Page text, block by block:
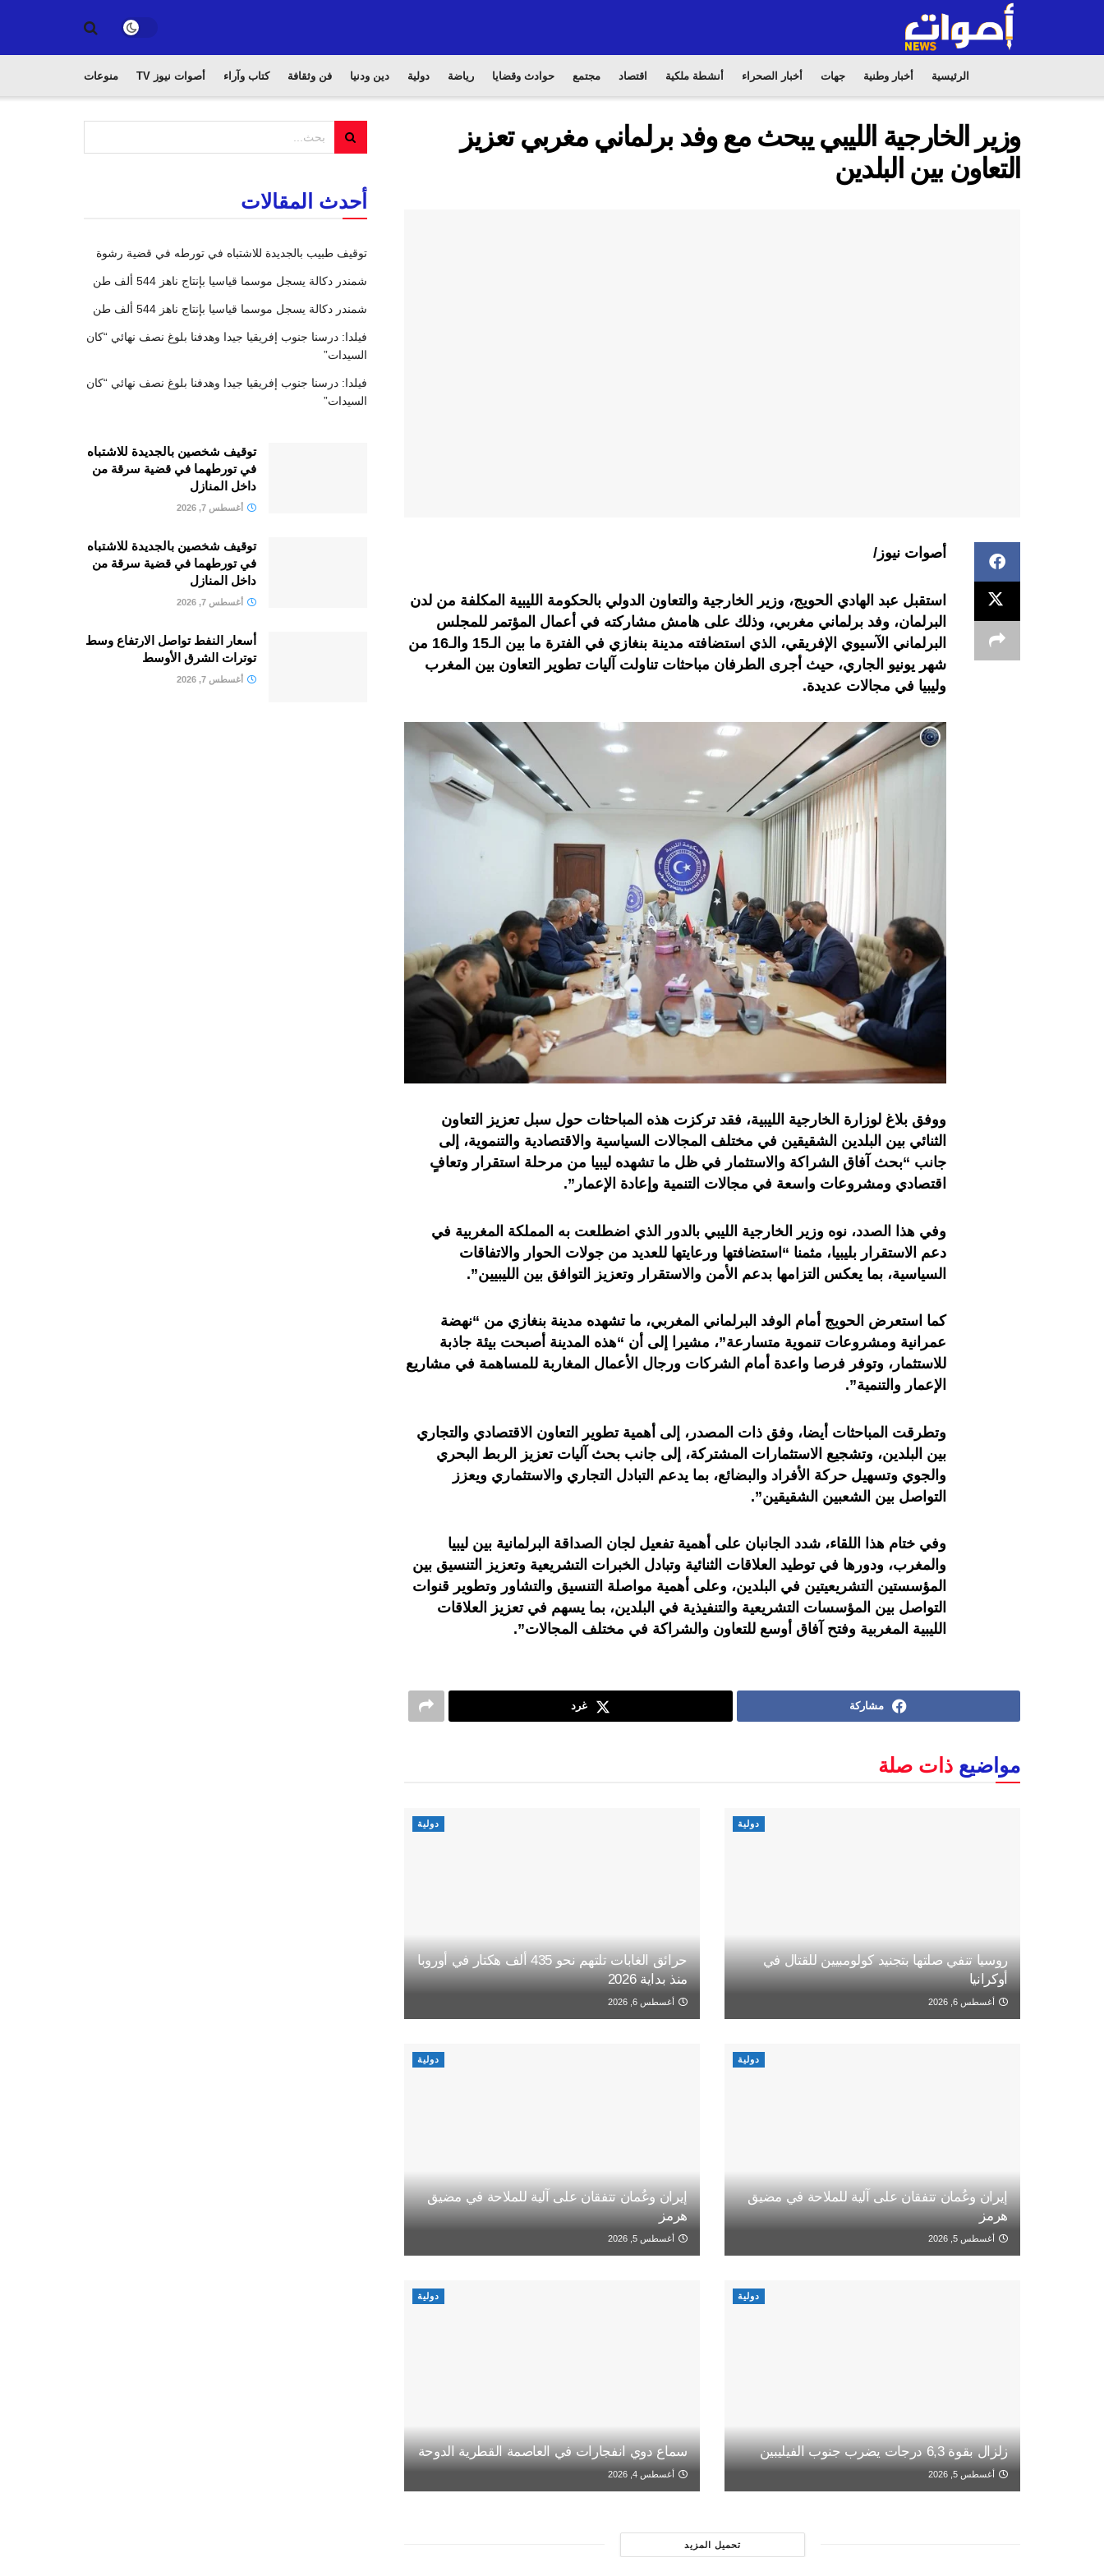
الرئيسية أخبار وطنية جهات أخبار الصحراء أنشطة ملكية اقتصاد مجتمع حوادث وقضايا رياضة دولية دين ودنيا فن وثقافة كتاب وآراء أصوات نيوز TV منوعات
وزير الخارجية الليبي يبحث مع وفد برلماني مغربي تعزيز
التعاون بين البلدين
أصوات نيوز/
استقبل عبد الهادي الحويج، وزير الخارجية والتعاون الدولي بالحكومة الليبية المكلفة من لدن
البرلمان، وفد برلماني مغربي، وذلك على هامش مشاركته في أعمال المؤتمر للمجلس
البرلماني الآسيوي الإفريقي، الذي استضافته مدينة بنغازي في الفترة ما بين الـ15 والـ16 من
شهر يونيو الجاري، حيث أجرى الطرفان مباحثات تناولت آليات تطوير التعاون بين المغرب
وليبيا في مجالات عديدة.
ووفق بلاغ لوزارة الخارجية الليبية، فقد تركزت هذه المباحثات حول سبل تعزيز التعاون
الثنائي بين البلدين الشقيقين في مختلف المجالات السياسية والاقتصادية والتنموية، إلى
جانب “بحث آفاق الشراكة والاستثمار في ظل ما تشهده ليبيا من مرحلة استقرار وتعافٍ
اقتصادي ومشروعات واسعة في مجالات التنمية وإعادة الإعمار ”.
وفي هذا الصدد، نوه وزير الخارجية الليبي بالدور الذي اضطلعت به المملكة المغربية في
دعم الاستقرار بليبيا، مثمنا “استضافتها ورعايتها للعديد من جولات الحوار والاتفاقات
السياسية، بما يعكس التزامها بدعم الأمن والاستقرار وتعزيز التوافق بين الليبيين”.
كما استعرض الحويج أمام الوفد البرلماني المغربي، ما تشهده مدينة بنغازي من “نهضة
عمرانية ومشروعات تنموية متسارعة”، مشيرا إلى أن “هذه المدينة أصبحت بيئة جاذبة
للاستثمار، وتوفر فرصا واعدة أمام الشركات ورجال الأعمال المغاربة للمساهمة في مشاريع
الإعمار والتنمية”.
وتطرقت المباحثات أيضا، وفق ذات المصدر، إلى أهمية تطوير التعاون الاقتصادي والتجاري
بين البلدين، وتشجيع الاستثمارات المشتركة، إلى جانب بحث آليات تعزيز الربط البحري
والجوي وتسهيل حركة الأفراد والبضائع، بما يدعم التبادل التجاري والاستثماري ويعزز
التواصل بين الشعبين الشقيقين”.
وفي ختام هذا اللقاء، شدد الجانبان على أهمية تفعيل لجان الصداقة البرلمانية بين ليبيا
والمغرب، ودورها في توطيد العلاقات الثنائية وتبادل الخبرات التشريعية وتعزيز التنسيق بين
المؤسستين التشريعيتين في البلدين، وعلى أهمية مواصلة التنسيق والتشاور وتطوير قنوات
التواصل بين المؤسسات التشريعية والتنفيذية في البلدين، بما يسهم في تعزيز العلاقات
الليبية المغربية وفتح آفاق أوسع للتعاون والشراكة في مختلف المجالات”.
مشاركة غرد
مواضيع ذات صلة
دولية
روسيا تنفي صلتها بتجنيد كولومبيين للقتال في
أوكرانيا
أغسطس 6, 2026
دولية
حرائق الغابات تلتهم نحو 435 ألف هكتار في أوروبا
منذ بداية 2026
أغسطس 6, 2026
دولية
إيران وعُمان تتفقان على آلية للملاحة في مضيق
هرمز
أغسطس 5, 2026
دولية
إيران وعُمان تتفقان على آلية للملاحة في مضيق
هرمز
أغسطس 5, 2026
دولية
زلزال بقوة 6,3 درجات يضرب جنوب الفيليبين
أغسطس 5, 2026
دولية
سماع دوي انفجارات في العاصمة القطرية الدوحة
أغسطس 4, 2026
تحميل المزيد
أحدث المقالات
توقيف طبيب بالجديدة للاشتباه في تورطه في قضية رشوة
شمندر دكالة يسجل موسما قياسيا بإنتاج ناهز 544 ألف طن
شمندر دكالة يسجل موسما قياسيا بإنتاج ناهز 544 ألف طن
فيلدا: درسنا جنوب إفريقيا جيدا وهدفنا بلوغ نصف نهائي “كان
السيدات”
فيلدا: درسنا جنوب إفريقيا جيدا وهدفنا بلوغ نصف نهائي “كان
السيدات”
توقيف شخصين بالجديدة للاشتباه
في تورطهما في قضية سرقة من
داخل المنازل
أغسطس 7, 2026
توقيف شخصين بالجديدة للاشتباه
في تورطهما في قضية سرقة من
داخل المنازل
أغسطس 7, 2026
أسعار النفط تواصل الارتفاع وسط
توترات الشرق الأوسط
أغسطس 7, 2026